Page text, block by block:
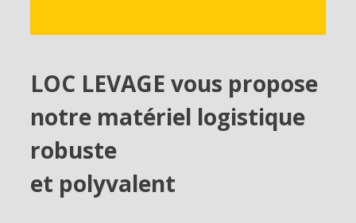
LOC LEVAGE vous propose
notre matériel logistique
robuste
et polyvalent